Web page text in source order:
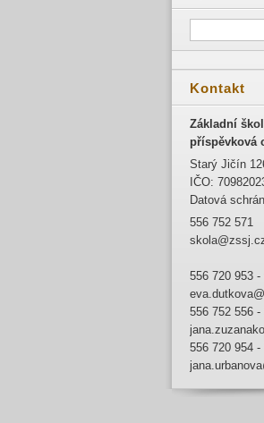
Kontakt
Základní
příspěvková
Starý Jičín
IČO:
Datová
556 752 571
556 720 953
556 752 556
556 720 954